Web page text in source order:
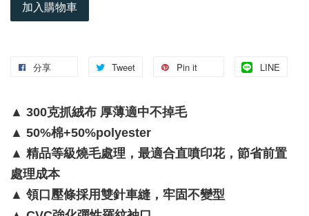
加入購物車
分享 Tweet Pin it LINE
▲ 300克抓絨布 厚薄適中不掉毛
▲ 50%棉+50%polyester
▲ 精品等級燒毛處理，最適合直噴印花，節省前置
處理成本
▲ 領口壓條採用雙針車縫，牢固不變型